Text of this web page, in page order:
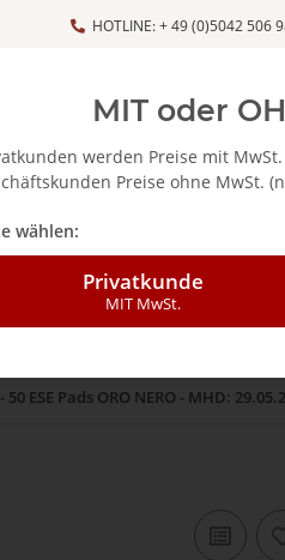
HOTLINE: + 49 (0)5042 506
BELLA ITALIA - FEINKOSTARTIKEL
ESE Pads ORO NERO - MHD:
MIT oder
werden Preise mit
Preise ohne MwSt.
wählen:
Privatkunde
MIT MwSt.